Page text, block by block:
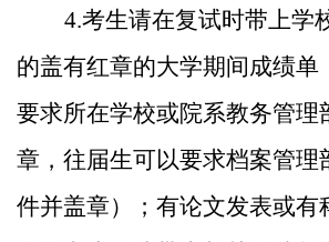
4.考生请在复试时带上学
的盖有红章的大学期间成绩单
要求所在学校或院系教务管理
章，往届生可以要求档案管理
件并盖章）；有论文发表或有